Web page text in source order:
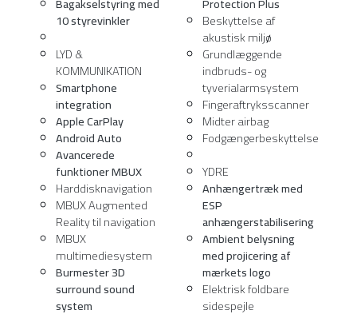
10 styrevinkler
LYD &
KOMMUNIKATION
Smartphone
integration
Apple CarPlay
Android Auto
Avancerede
funktioner MBUX
Harddisknavigation
MBUX Augmented
Reality til navigation
MBUX
multimediesystem
Burmester 3D
surround sound
system
Beskyttelse af
akustisk miljø
Grundlæggende
indbruds- og
tyverialarmsystem
Fingeraftryksscanner
Midter airbag
Fodgængerbeskyttelse
YDRE
Anhængertræk med
ESP
anhængerstabilisering
Ambient belysning
med projicering af
mærkets logo
Elektrisk foldbare
sidespejle